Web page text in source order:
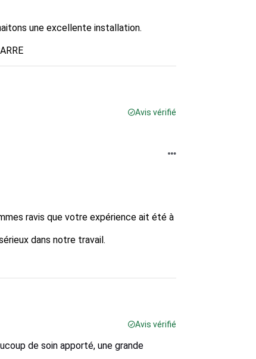
une excellente installation.
Avis vérifié
ravis que votre expérience ait été à
dans notre travail.
Avis vérifié
de soin apporté, une grande